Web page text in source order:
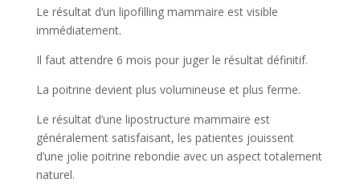
Le résultat d’un lipofilling mammaire est visible
immédiatement.
Il faut attendre 6 mois pour juger le résultat définitif.
La poitrine devient plus volumineuse et plus ferme.
Le résultat d’une lipostructure mammaire est
généralement satisfaisant, les patientes jouissent
d’une jolie poitrine rebondie avec un aspect totalement
naturel.